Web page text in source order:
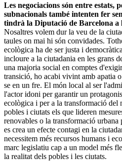
Les negociacions són entre estats,
subnacionals també intenten fer
tindrà la Diputació de Barcelona a
Nosaltres volem dur la veu de la
taules on mai hi són convidades.
ecològica ha de ser justa i
incloure a la ciutadania en les grans
una majoria social en comptes
transició, ho acabi vivint amb apatia
se en un fre. El món local al ser
l'actor idoni per garantir un
ecològica i per a la transformació del
pobles i ciutats els que lideren
renovables o la transformació
es crea un efecte contagi en la
necessitem més recursos humans i
marc legislatiu cap a un model més
la realitat dels pobles i les ciutats.